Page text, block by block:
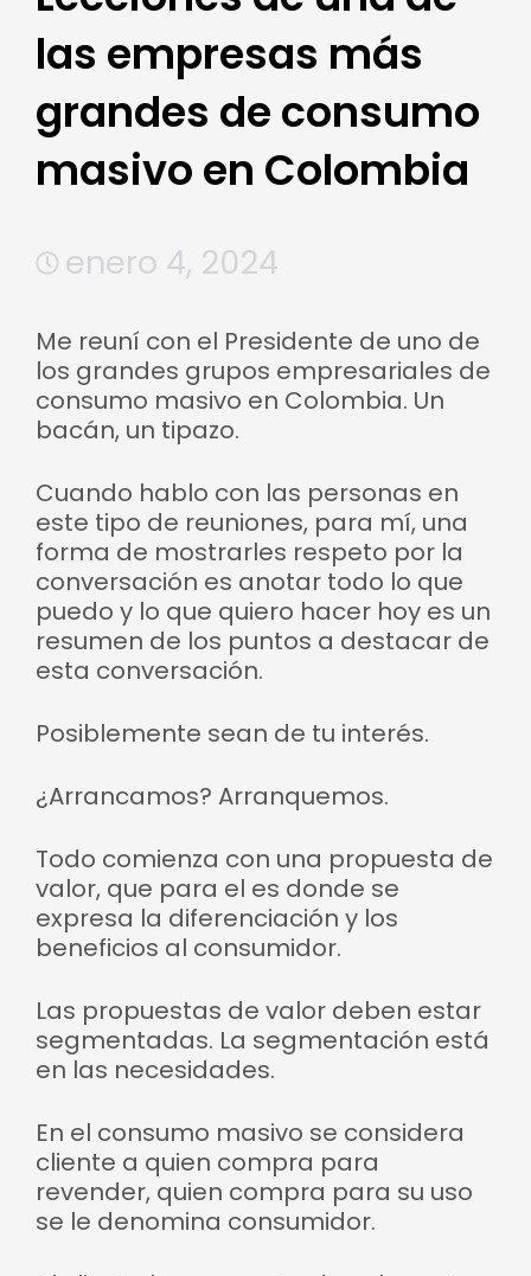
las empresas más
grandes de consumo
masivo en Colombia
enero 4, 2024
Me reuní con el Presidente de uno de
los grandes grupos empresariales de
consumo masivo en Colombia. Un
bacán, un tipazo.
Cuando hablo con las personas en
este tipo de reuniones, para mí, una
forma de mostrarles respeto por la
conversación es anotar todo lo que
puedo y lo que quiero hacer hoy es un
resumen de los puntos a destacar de
esta conversación.
Posiblemente sean de tu interés.
¿Arrancamos? Arranquemos.
Todo comienza con una propuesta de
valor, que para el es donde se
expresa la diferenciación y los
beneficios al consumidor.
Las propuestas de valor deben estar
segmentadas. La segmentación está
en las necesidades.
En el consumo masivo se considera
cliente a quien compra para
revender, quien compra para su uso
se le denomina consumidor.